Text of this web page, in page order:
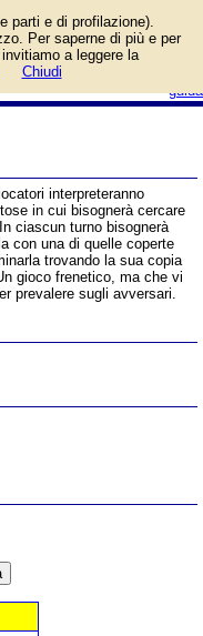
guida
L'Impiccione e prezzo di
vendita. Prodotto da
interpreteranno
in cui bisognerà cercare
ciascun turno bisognerà
con una di quelle coperte
trovando la sua copia
gioco frenetico, ma che vi
prevalere sugli avversari.
parti e di profilazione).
Per saperne di più e per
a leggere la
Chiudi